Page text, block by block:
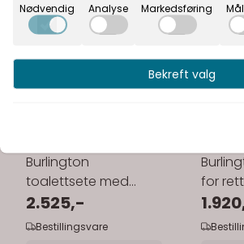
Burlington
toalettsete med
softclose - hengsler i
krom
2.525,-
Bestillingsvare
for
vegg -
Nødvendig Analyse Markedsføring
Bekreft valg